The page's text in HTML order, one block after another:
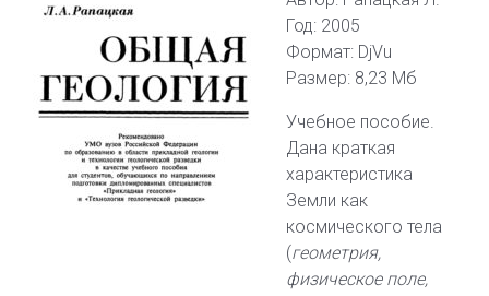
Год: 2005
Формат: DjVu
Размер: 8,23 Мб
Учебное пособие.
Дана краткая
характеристика
Земли как
космического тела
(геометрия,
физическое поле,